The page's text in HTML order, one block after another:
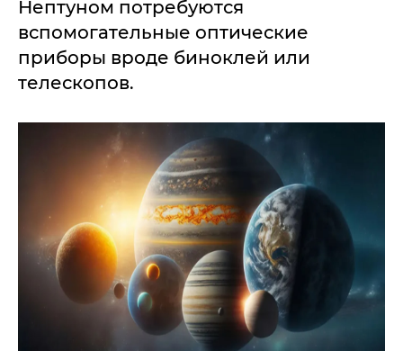
Нептуном потребуются
вспомогательные оптические
приборы вроде биноклей или
телескопов.